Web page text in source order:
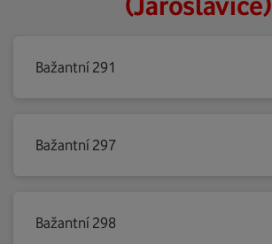
Bažantní 291
Bažantní 297
Bažantní 298